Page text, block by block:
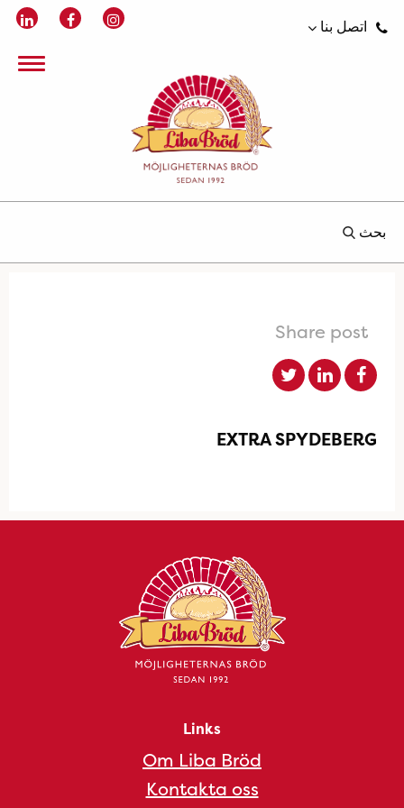
اتصل بنا
بحث
Share post
EXTRA SPYDEBERG
Links
Om Liba Bröd
Kontakta oss